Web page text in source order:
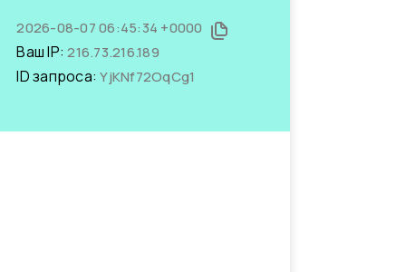
2026-08-07 06:45:34 +0000
Ваш IP:216.73.216.189
ID запроса:YjKNf72OqCg1